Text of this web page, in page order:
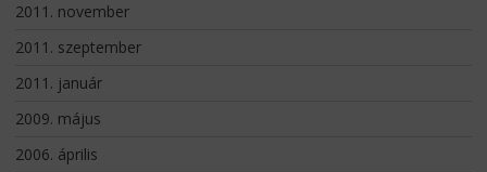
2011. november
2011. szeptember
2011. január
2009. május
2006. április